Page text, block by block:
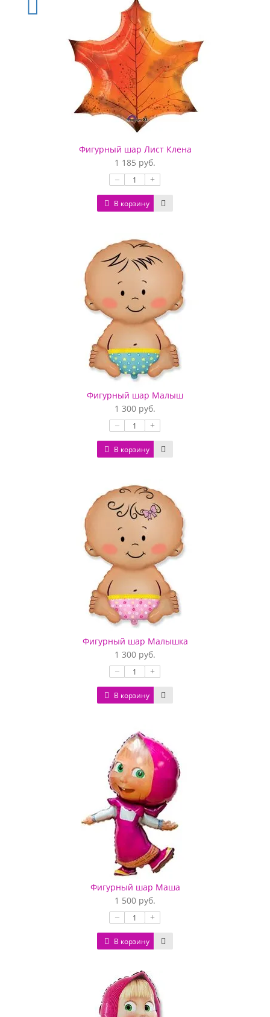
Фигурный шар Лист Клена
1 185 руб.
– +
В корзину
Фигурный шар Малыш
1 300 руб.
– +
В корзину
Фигурный шар Малышка
1 300 руб.
– +
В корзину
Фигурный шар Маша
1 500 руб.
– +
В корзину